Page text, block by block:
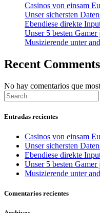
Casinos von einsam
Unser sichersten
Ebendiese direkte
Unser 5 besten
Musizierende unter
Recent Comments
No hay comentarios que
Entradas recientes
Casinos von einsam
Unser sichersten
Ebendiese direkte
Unser 5 besten
Musizierende unter
Comentarios recientes